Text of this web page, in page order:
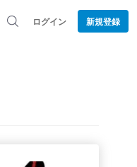
ログイン 新規登録